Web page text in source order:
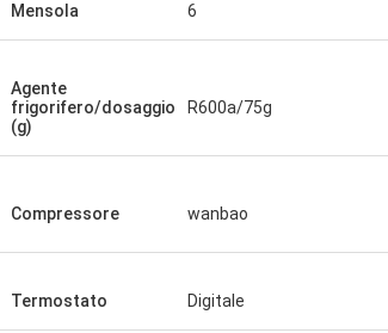
Mensola 6
Agente
frigorifero/dosaggio
(g)
R600a/75g
Compressore wanbao
Termostato Digitale